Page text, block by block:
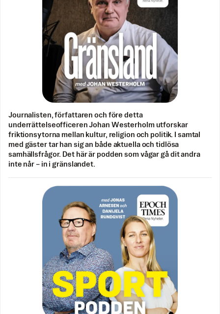
Journalisten, författaren och före detta
underrättelseofficeren Johan Westerholm utforskar
friktionsytorna mellan kultur, religion och politik. I samtal
med gäster tar han sig an både aktuella och tidlösa
samhällsfrågor. Det här är podden som vågar gå dit andra
inte når – in i gränslandet.